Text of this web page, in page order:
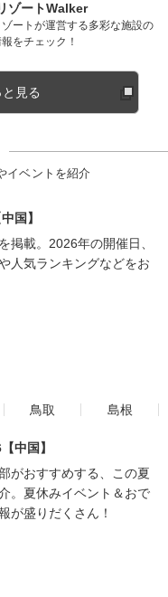
ゾートWalker
ートが運営する多彩な施設の
をチェック！
見る
イベントを紹介
国】
掲載。2026年の開催日、
人気ランキングなどをお
鳥取 島根
中国】
がおすすめする、この夏
。夏休みイベント＆おで
が盛りだくさん！